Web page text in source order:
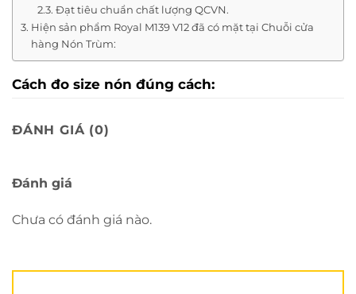
Đạt tiêu chuẩn chất lượng QCVN.
Hiện sản phẩm Royal M139 V12 đã có mặt tại Chuỗi cửa
hàng Nón Trùm:
Cách đo size nón đúng cách:
ĐÁNH GIÁ (0)
Đánh giá
Chưa có đánh giá nào.